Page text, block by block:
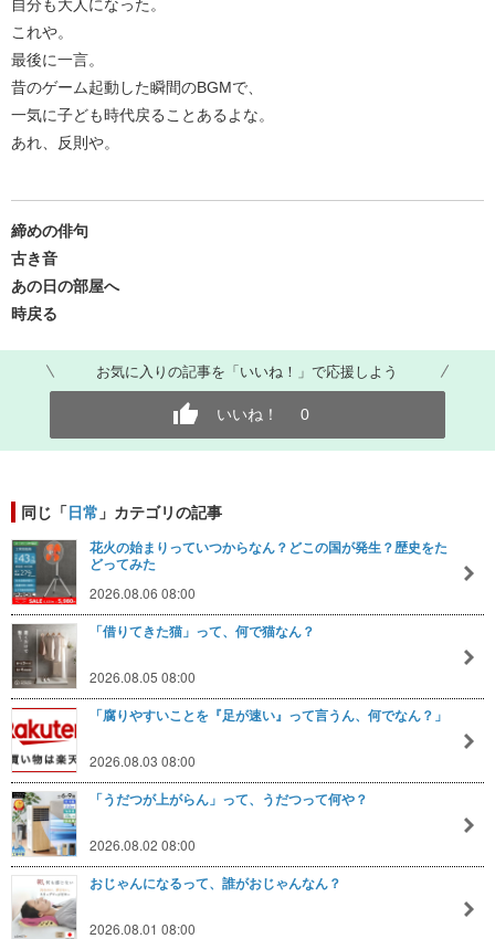
自分も大人になった。
これや。
最後に一言。
昔のゲーム起動した瞬間のBGMで、
一気に子ども時代戻ることあるよな。
あれ、反則や。
締めの俳句
古き音
あの日の部屋へ
時戻る
お気に入りの記事を「いいね！」で応援しよう
いいね！ 0
同じ「日常 」カテゴリの記事
花火の始まりっていつからなん？どこの国が発生？歴史をた
どってみた
2026.08.06 08:00
「借りてきた猫」って、何で猫なん？
2026.08.05 08:00
「腐りやすいことを『足が速い』って言うん、何でなん？」
2026.08.03 08:00
「うだつが上がらん」って、うだつって何や？
2026.08.02 08:00
おじゃんになるって、誰がおじゃんなん？
2026.08.01 08:00